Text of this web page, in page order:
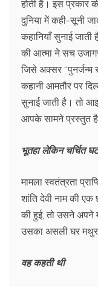
होती है। इस प्रकार
दुनिया में कही-सूनी
कहानियाँ सुनाई जाती
की आत्मा ने सच
जिसे अक्सर “पुनर्जन्म
कहानी आमतौर पर
सुनाई जाती है। तो
आपके सामने प्रस्तुत
भूतहा लेकिन चर्चित
मामला स्वतंत्रता
शांति देवी नाम की
की हुई, तो उसने अपने
उसका असली घर
वह कहती थी